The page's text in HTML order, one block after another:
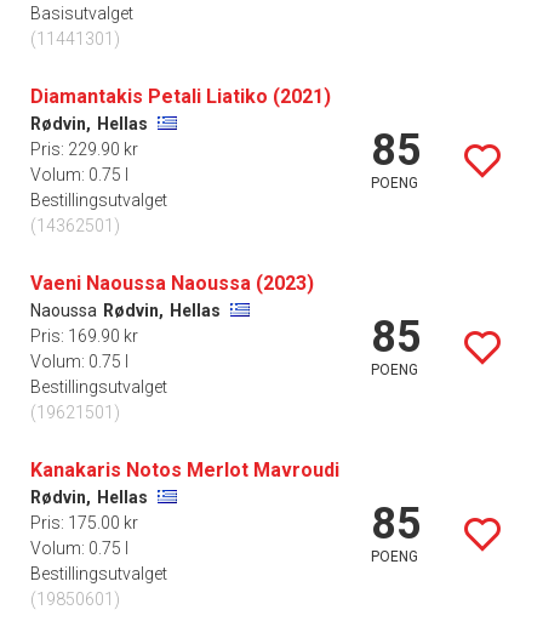
Basisutvalget
(11441301)
Diamantakis Petali Liatiko (2021)
Rødvin, Hellas
Pris: 229.90 kr
Volum: 0.75 l
Bestillingsutvalget
(14362501)
85
POENG
Vaeni Naoussa Naoussa (2023)
Naoussa Rødvin, Hellas
Pris: 169.90 kr
Volum: 0.75 l
Bestillingsutvalget
(19621501)
85
POENG
Kanakaris Notos Merlot Mavroudi
Rødvin, Hellas
Pris: 175.00 kr
Volum: 0.75 l
Bestillingsutvalget
(19850601)
85
POENG